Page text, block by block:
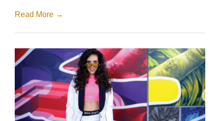
Read More →